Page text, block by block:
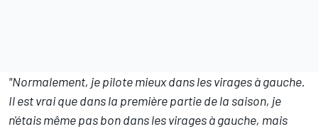
"Normalement, je pilote mieux dans les virages à gauche.
Il est vrai que dans la première partie de la saison, je
n'étais même pas bon dans les virages à gauche, mais